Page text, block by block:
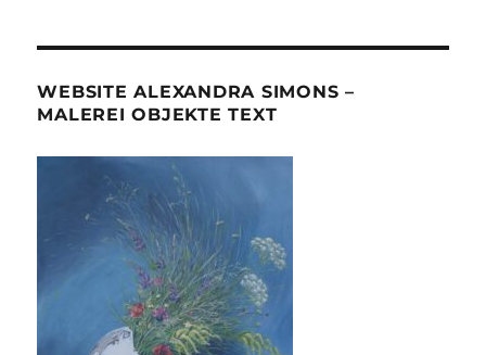
WEBSITE ALEXANDRA SIMONS –
MALEREI OBJEKTE TEXT